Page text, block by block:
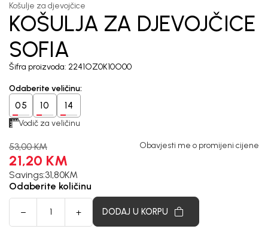
Košulje za djevojčice
KOŠULJA ZA
DJEVOJČICE SOFIA
Šifra proizvoda: 2241OZ0K10O00
Odaberite veličinu:
05 10 14
Vodič za veličinu
53,00 KM
21,20 KM
Savings:31,80KM
Obavjesti me o promijeni cijene
Odaberite količinu
DODAJ U KORPU